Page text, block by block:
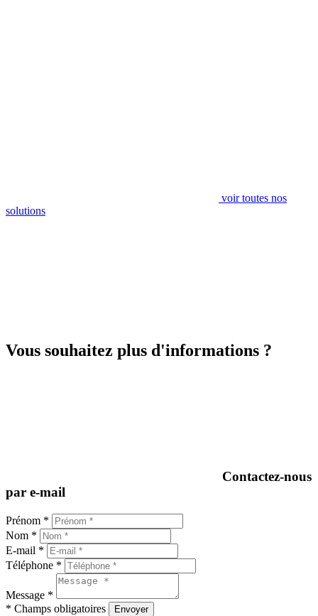
voir toutes nos
solutions
Vous souhaitez plus d'informations ?
Contactez-nous
par e-mail
Prénom *
Nom *
E-mail *
Téléphone *
Message *
* Champs obligatoires
Envoyer